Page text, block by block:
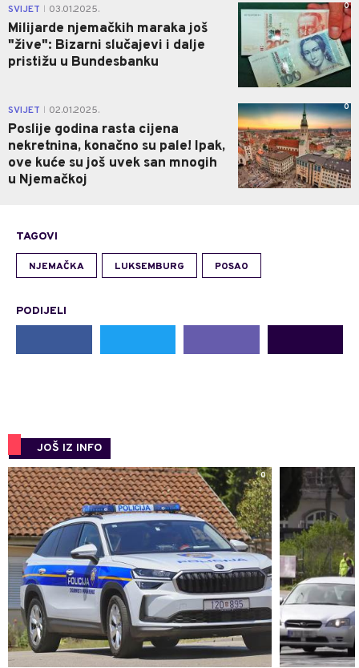
SVIJET 03.01.2025.
Milijarde njemačkih maraka još
"žive": Bizarni slučajevi i dalje
pristižu u Bundesbanku
0
SVIJET 02.01.2025.
Poslije godina rasta cijena
nekretnina, konačno su pale! Ipak,
ove kuće su još uvek san mnogih
u Njemačkoj
0
TAGOVI
NJEMAČKA LUKSEMBURG POSAO
PODIJELI
JOŠ IZ INFO
0